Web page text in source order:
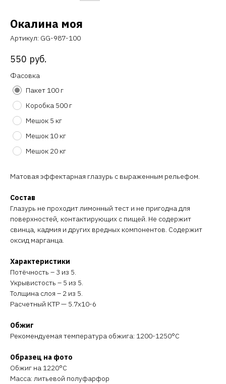
Окалина моя
Артикул: GG-987-100
550 руб.
Фасовка
Пакет 100 г
Коробка 500 г
Мешок 5 кг
Мешок 10 кг
Мешок 20 кг
Матовая эффектарная глазурь с выраженным рельефом.
Состав
Глазурь не проходит лимонный тест и не пригодна для
поверхностей, контактирующих с пищей. Не содержит
свинца, кадмия и других вредных компонентов. Содержит
оксид марганца.
Характеристики
Потёчность – 3 из 5.
Укрывистость – 5 из 5.
Толщина слоя – 2 из 5.
Расчетный КТР — 5.7х10-6
Обжиг
Рекомендуемая температура обжига: 1200-1250°C
Образец на фото
Обжиг на 1220°C
Масса: литьевой полуфарфор